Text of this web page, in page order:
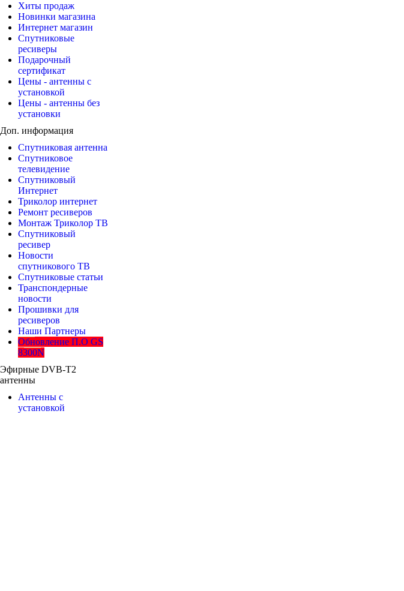
Хиты продаж
Новинки магазина
Интернет магазин
Спутниковые
ресиверы
Подарочный
сертификат
Цены - антенны с
установкой
Цены - антенны без
установки
Доп. информация
Спутниковая антенна
Спутниковое
телевидение
Спутниковый
Интернет
Триколор интернет
Ремонт ресиверов
Монтаж Триколор ТВ
Спутниковый
ресивер
Новости
спутникового ТВ
Спутниковые статьи
Транспондерные
новости
Прошивки для
ресиверов
Наши Партнеры
Обновление П.О GS
8300N
Эфирные DVB-T2
антенны
Антенны с
установкой